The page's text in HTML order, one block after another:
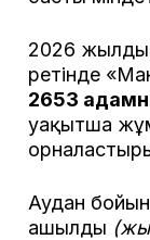
2026
ретінде
2653
уақытша
Аудан
ашылды